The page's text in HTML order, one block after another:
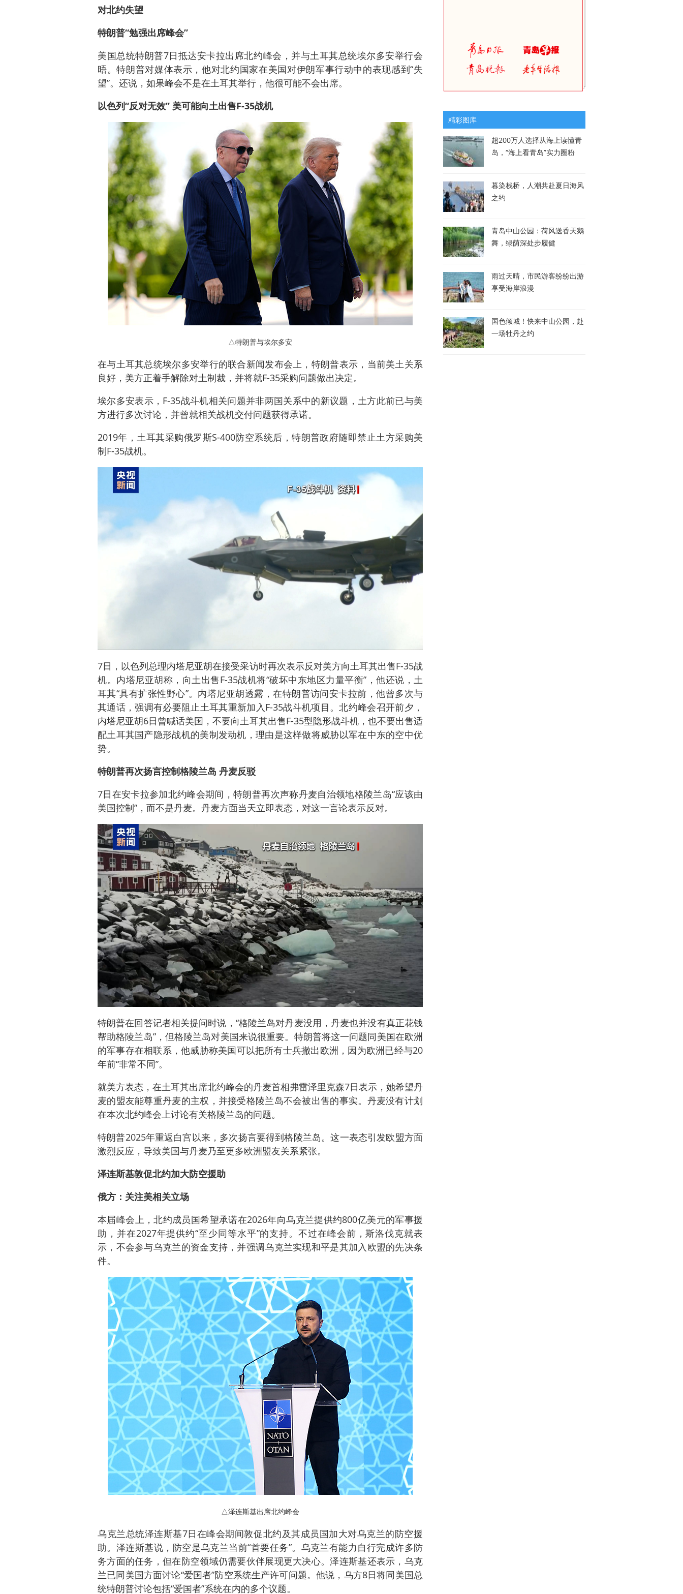
对北约失望
特朗普“勉强出席峰会”
美国总统特朗普7日抵达安卡拉出席北约峰会，并与土耳其总统埃尔多安举行会
晤。特朗普对媒体表示，他对北约国家在美国对伊朗军事行动中的表现感到“失
望”。还说，如果峰会不是在土耳其举行，他很可能不会出席。
以色列“反对无效” 美可能向土出售F-35战机
△特朗普与埃尔多安
在与土耳其总统埃尔多安举行的联合新闻发布会上，特朗普表示，当前美土关系
良好，美方正着手解除对土制裁，并将就F-35采购问题做出决定。
埃尔多安表示，F-35战斗机相关问题并非两国关系中的新议题，土方此前已与美
方进行多次讨论，并曾就相关战机交付问题获得承诺。
2019年，土耳其采购俄罗斯S-400防空系统后，特朗普政府随即禁止土方采购美
制F-35战机。
7日，以色列总理内塔尼亚胡在接受采访时再次表示反对美方向土耳其出售F-35战
机。内塔尼亚胡称，向土出售F-35战机将“破坏中东地区力量平衡”，他还说，土
耳其“具有扩张性野心”。内塔尼亚胡透露，在特朗普访问安卡拉前，他曾多次与
其通话，强调有必要阻止土耳其重新加入F-35战斗机项目。北约峰会召开前夕，
内塔尼亚胡6日曾喊话美国，不要向土耳其出售F-35型隐形战斗机，也不要出售适
配土耳其国产隐形战机的美制发动机，理由是这样做将威胁以军在中东的空中优
势。
特朗普再次扬言控制格陵兰岛 丹麦反驳
7日在安卡拉参加北约峰会期间，特朗普再次声称丹麦自治领地格陵兰岛“应该由
美国控制”，而不是丹麦。丹麦方面当天立即表态，对这一言论表示反对。
特朗普在回答记者相关提问时说，“格陵兰岛对丹麦没用，丹麦也并没有真正花钱
帮助格陵兰岛”，但格陵兰岛对美国来说很重要。特朗普将这一问题同美国在欧洲
的军事存在相联系，他威胁称美国可以把所有士兵撤出欧洲，因为欧洲已经与20
年前“非常不同”。
就美方表态，在土耳其出席北约峰会的丹麦首相弗雷泽里克森7日表示，她希望丹
麦的盟友能尊重丹麦的主权，并接受格陵兰岛不会被出售的事实。丹麦没有计划
在本次北约峰会上讨论有关格陵兰岛的问题。
特朗普2025年重返白宫以来，多次扬言要得到格陵兰岛。这一表态引发欧盟方面
激烈反应，导致美国与丹麦乃至更多欧洲盟友关系紧张。
泽连斯基敦促北约加大防空援助
俄方：关注美相关立场
本届峰会上，北约成员国希望承诺在2026年向乌克兰提供约800亿美元的军事援
助，并在2027年提供约“至少同等水平”的支持。不过在峰会前，斯洛伐克就表
示，不会参与乌克兰的资金支持，并强调乌克兰实现和平是其加入欧盟的先决条
件。
△泽连斯基出席北约峰会
乌克兰总统泽连斯基7日在峰会期间敦促北约及其成员国加大对乌克兰的防空援
助。泽连斯基说，防空是乌克兰当前“首要任务”。乌克兰有能力自行完成许多防
务方面的任务，但在防空领域仍需要伙伴展现更大决心。泽连斯基还表示，乌克
兰已同美国方面讨论“爱国者”防空系统生产许可问题。他说，乌方8日将同美国总
统特朗普讨论包括“爱国者”系统在内的多个议题。
精彩图库
超200万人选择从海上读懂青
岛，“海上看青岛”实力圈粉
暮染栈桥，人潮共赴夏日海风
之约
青岛中山公园：荷风送香天鹅
舞，绿荫深处步履健
雨过天晴，市民游客纷纷出游
享受海岸浪漫
国色倾城！快来中山公园，赴
一场牡丹之约